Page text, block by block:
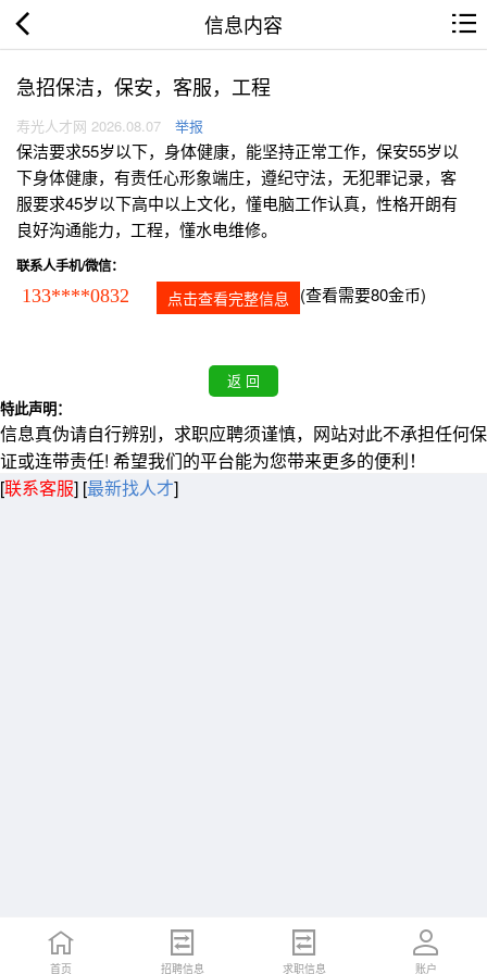
信息内容
急招保洁，保安，客服，工程
寿光人才网 2026.08.07 举报
保洁要求55岁以下，身体健康，能坚持正常工作，保安55岁以
下身体健康，有责任心形象端庄，遵纪守法，无犯罪记录，客
服要求45岁以下高中以上文化，懂电脑工作认真，性格开朗有
良好沟通能力，工程，懂水电维修。
联系人手机/微信：
133****0832 点击查看完整信息 (查看需要80金币)
特此声明：
信息真伪请自行辨别，求职应聘须谨慎，网站对此不承担任何保
证或连带责任! 希望我们的平台能为您带来更多的便利！
[联系客服] [最新找人才]
首页 招聘信息 求职信息 账户